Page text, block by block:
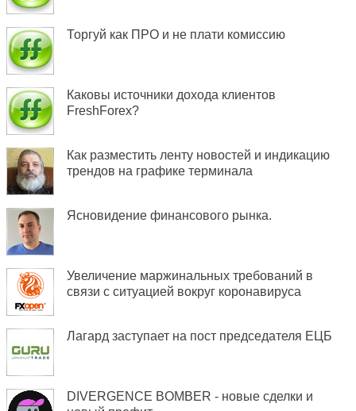
Торгуй как ПРО и не плати комиссию
Каковы источники дохода клиентов
FreshForex?
Как разместить ленту новостей и индикацию
трендов на графике терминала
Ясновидение финансового рынка.
Увеличение маржинальных требований в
связи c ситуацией вокруг коронавируса
Лагард заступает на пост председателя ЕЦБ
DIVERGENCE BOMBER - новые сделки и